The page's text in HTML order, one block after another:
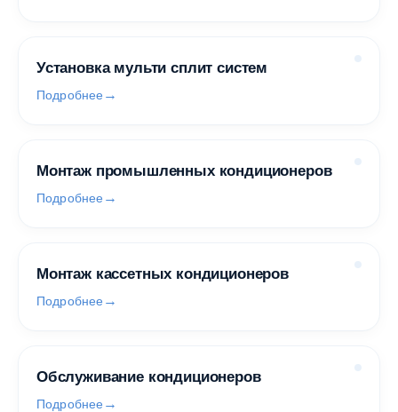
Установка мульти сплит систем
Подробнее
Монтаж промышленных кондиционеров
Подробнее
Монтаж кассетных кондиционеров
Подробнее
Обслуживание кондиционеров
Подробнее